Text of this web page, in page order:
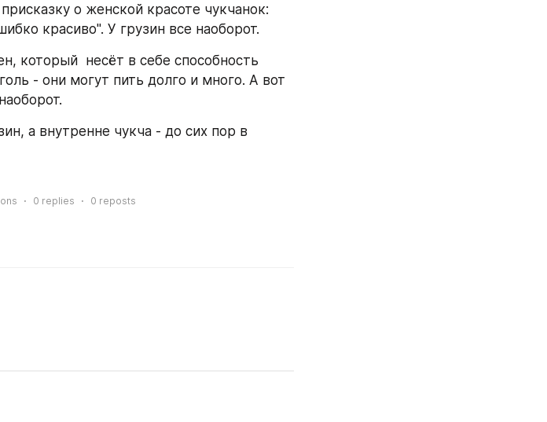
о женской красоте чукчанок:
красиво". У грузин все наоборот.
который  несёт в себе способность
- они могут пить долго и много. А вот
а внутренне чукча - до сих пор в
0 replies 0 reposts